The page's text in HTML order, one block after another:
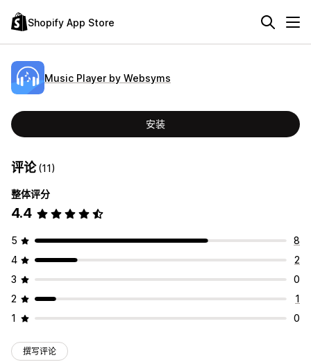
Shopify App Store
Music Player by Websyms
安装
评论(11)
整体评分
4.4
5
8
4
2
3
0
2
1
1
0
撰写评论